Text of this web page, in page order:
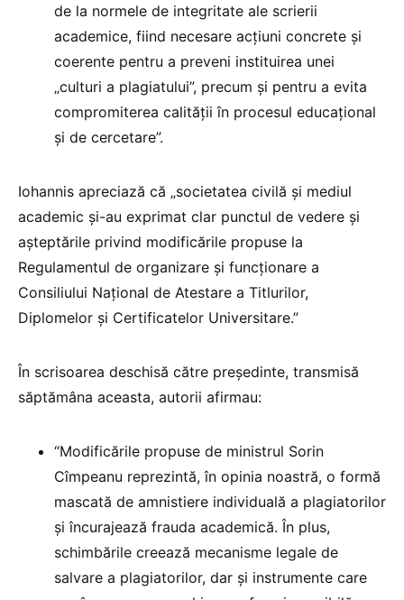
de la normele de integritate ale scrierii
academice, fiind necesare acțiuni concrete și
coerente pentru a preveni instituirea unei
„culturi a plagiatului”, precum și pentru a evita
compromiterea calității în procesul educațional
și de cercetare”.
Iohannis apreciază că „societatea civilă și mediul
academic și-au exprimat clar punctul de vedere și
așteptările privind modificările propuse la
Regulamentul de organizare și funcționare a
Consiliului Național de Atestare a Titlurilor,
Diplomelor și Certificatelor Universitare.”
În scrisoarea deschisă către președinte, transmisă
săptămâna aceasta, autorii afirmau:
“Modificările propuse de ministrul Sorin
Cîmpeanu reprezintă, în opinia noastră, o formă
mascată de amnistiere individuală a plagiatorilor
și încurajează frauda academică. În plus,
schimbările creează mecanisme legale de
salvare a plagiatorilor, dar și instrumente care